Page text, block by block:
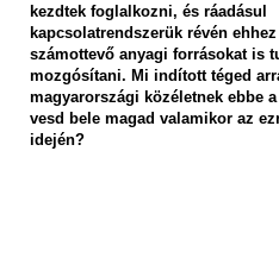
kezdtek foglalkozni, és ráadásul
kapcsolatrendszerük révén
számottevő anyagi forrásokat is
mozgósítani. Mi indított téged
magyarországi közéletnek ebbe
vesd bele magad valamikor az
idején?